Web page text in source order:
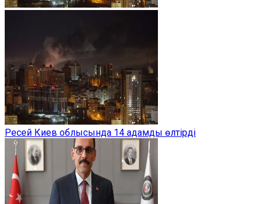
Ресей Киев облысында 14 адамды өлтірді